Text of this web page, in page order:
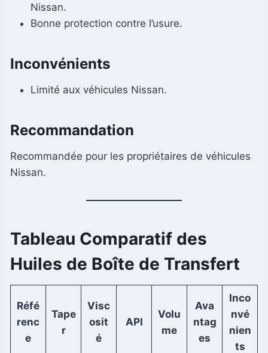
Nissan.
Bonne protection contre l’usure.
Inconvénients
Limité aux véhicules Nissan.
Recommandation
Recommandée pour les propriétaires de véhicules
Nissan.
Tableau Comparatif des
Huiles de Boîte de Transfert
Réfé
renc
e
Tape
r
Visc
osit
é
API
Volu
me
Ava
ntag
es
Inco
nvé
nien
ts